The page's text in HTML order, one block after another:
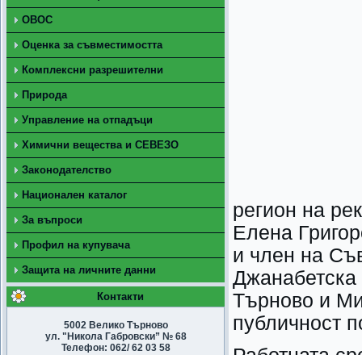
ОВОС
Оценка за съвместимостта
Комплексни разрешителни
Природа
Управление на отпадъци
Химични вещества и СЕВЕЗО
Законодателство
Национален каталог
За въпроси
Профил на купувача
Защита на личните данни
Контакти
5002 Велико Търново
ул. "Никола Габровски” № 68
Телефон: 062/ 62 03 58
регион на
Елена
и член на
Търново и
публичност